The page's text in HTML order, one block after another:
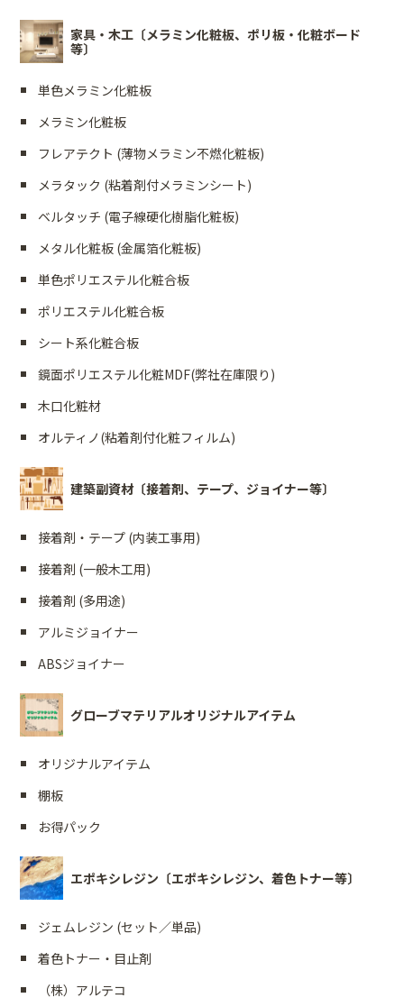
家具・木工〔メラミン化粧板、ポリ板・化粧ボード
等〕
単色メラミン化粧板
メラミン化粧板
フレアテクト (薄物メラミン不燃化粧板)
メラタック (粘着剤付メラミンシート)
ベルタッチ (電子線硬化樹脂化粧板)
メタル化粧板 (金属箔化粧板)
単色ポリエステル化粧合板
ポリエステル化粧合板
シート系化粧合板
鏡面ポリエステル化粧MDF(弊社在庫限り)
木口化粧材
オルティノ(粘着剤付化粧フィルム)
建築副資材〔接着剤、テープ、ジョイナー等〕
接着剤・テープ (内装工事用)
接着剤 (一般木工用)
接着剤 (多用途)
アルミジョイナー
ABSジョイナー
グローブマテリアルオリジナルアイテム
オリジナルアイテム
棚板
お得パック
エポキシレジン〔エポキシレジン、着色トナー等〕
ジェムレジン (セット／単品)
着色トナー・目止剤
（株）アルテコ